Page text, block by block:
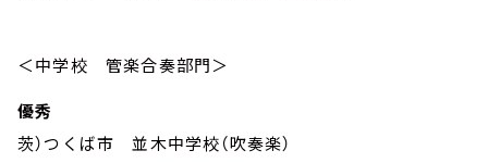
＜中学校 管楽合奏部門＞
優秀
茨）つくば市 並木中学校（吹奏楽）